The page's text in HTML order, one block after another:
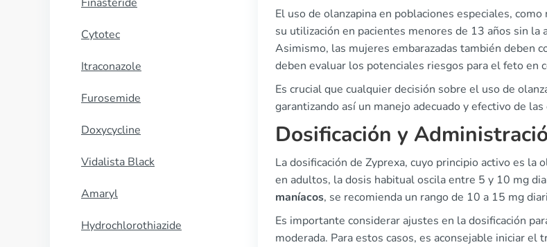
Cytotec
Itraconazole
Furosemide
Doxycycline
Vidalista Black
Amaryl
Hydrochlorothiazide
El uso de olanzapina en poblaciones especiales,
su utilización en pacientes menores de 13 años sin
Asimismo, las mujeres embarazadas también deben
deben evaluar los potenciales riesgos para el feto en
Es crucial que cualquier decisión sobre el uso de
garantizando así un manejo adecuado y efectivo de
Dosificación y
La dosificación de Zyprexa, cuyo principio activo es la
en adultos, la dosis habitual oscila entre 5 y 10 mg
maníacos, se recomienda un rango de 10 a 15 mg
Es importante considerar ajustes en la dosificación
moderada. Para estos casos, es aconsejable iniciar